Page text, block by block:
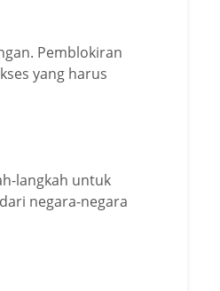
Pemblokiran
yang harus
langkah untuk
negara-negara